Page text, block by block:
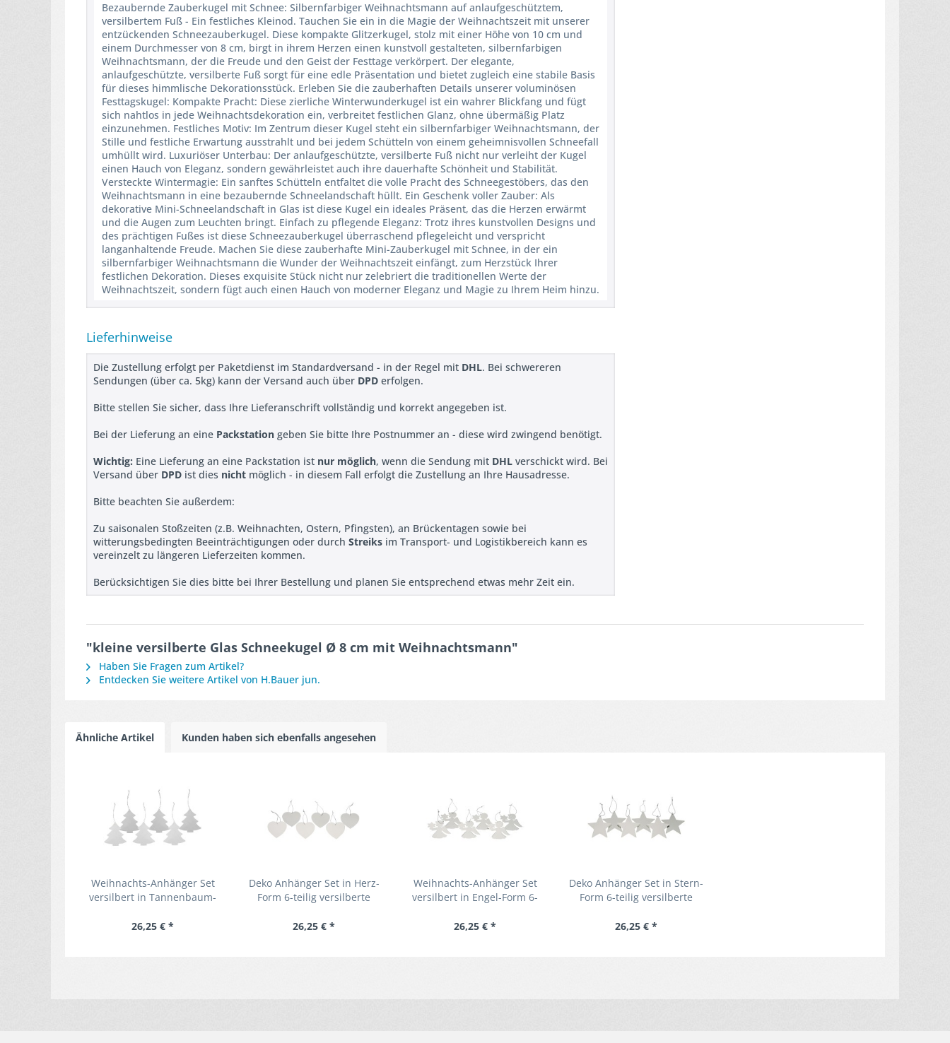
Bezaubernde Zauberkugel mit Schnee: Silbernfarbiger Weihnachtsmann auf anlaufgeschütztem,
versilbertem Fuß - Ein festliches Kleinod. Tauchen Sie ein in die Magie der Weihnachtszeit mit unserer
entzückenden Schneezauberkugel. Diese kompakte Glitzerkugel, stolz mit einer Höhe von 10 cm und
einem Durchmesser von 8 cm, birgt in ihrem Herzen einen kunstvoll gestalteten, silbernfarbigen
Weihnachtsmann, der die Freude und den Geist der Festtage verkörpert. Der elegante,
anlaufgeschützte, versilberte Fuß sorgt für eine edle Präsentation und bietet zugleich eine stabile Basis
für dieses himmlische Dekorationsstück. Erleben Sie die zauberhaften Details unserer voluminösen
Festtagskugel: Kompakte Pracht: Diese zierliche Winterwunderkugel ist ein wahrer Blickfang und fügt
sich nahtlos in jede Weihnachtsdekoration ein, verbreitet festlichen Glanz, ohne übermäßig Platz
einzunehmen. Festliches Motiv: Im Zentrum dieser Kugel steht ein silbernfarbiger Weihnachtsmann, der
Stille und festliche Erwartung ausstrahlt und bei jedem Schütteln von einem geheimnisvollen Schneefall
umhüllt wird. Luxuriöser Unterbau: Der anlaufgeschützte, versilberte Fuß nicht nur verleiht der Kugel
einen Hauch von Eleganz, sondern gewährleistet auch ihre dauerhafte Schönheit und Stabilität.
Versteckte Wintermagie: Ein sanftes Schütteln entfaltet die volle Pracht des Schneegestöbers, das den
Weihnachtsmann in eine bezaubernde Schneelandschaft hüllt. Ein Geschenk voller Zauber: Als
dekorative Mini-Schneelandschaft in Glas ist diese Kugel ein ideales Präsent, das die Herzen erwärmt
und die Augen zum Leuchten bringt. Einfach zu pflegende Eleganz: Trotz ihres kunstvollen Designs und
des prächtigen Fußes ist diese Schneezauberkugel überraschend pflegeleicht und verspricht
langanhaltende Freude. Machen Sie diese zauberhafte Mini-Zauberkugel mit Schnee, in der ein
silbernfarbiger Weihnachtsmann die Wunder der Weihnachtszeit einfängt, zum Herzstück Ihrer
festlichen Dekoration. Dieses exquisite Stück nicht nur zelebriert die traditionellen Werte der
Weihnachtszeit, sondern fügt auch einen Hauch von moderner Eleganz und Magie zu Ihrem Heim hinzu.
Lieferhinweise
Die Zustellung erfolgt per Paketdienst im Standardversand - in der Regel mit DHL. Bei schwereren
Sendungen (über ca. 5kg) kann der Versand auch über DPD erfolgen.
Bitte stellen Sie sicher, dass Ihre Lieferanschrift vollständig und korrekt angegeben ist.
Bei der Lieferung an eine Packstation geben Sie bitte Ihre Postnummer an - diese wird zwingend benötigt.
Wichtig: Eine Lieferung an eine Packstation ist nur möglich, wenn die Sendung mit DHL verschickt wird. Bei
Versand über DPD ist dies nicht möglich - in diesem Fall erfolgt die Zustellung an Ihre Hausadresse.
Bitte beachten Sie außerdem:
Zu saisonalen Stoßzeiten (z.B. Weihnachten, Ostern, Pfingsten), an Brückentagen sowie bei
witterungsbedingten Beeinträchtigungen oder durch Streiks im Transport- und Logistikbereich kann es
vereinzelt zu längeren Lieferzeiten kommen.
Berücksichtigen Sie dies bitte bei Ihrer Bestellung und planen Sie entsprechend etwas mehr Zeit ein.
"kleine versilberte Glas Schneekugel Ø 8 cm mit Weihnachtsmann"
Haben Sie Fragen zum Artikel?
Entdecken Sie weitere Artikel von H.Bauer jun.
Ähnliche Artikel Kunden haben sich ebenfalls angesehen
Weihnachts-Anhänger Set
versilbert in Tannenbaum-
Baumanhänger
26,25 € *
Deko Anhänger Set in Herz-
Form 6-teilig versilberte
26,25 € *
Weihnachts-Anhänger Set
versilbert in Engel-Form 6-
26,25 € *
Deko Anhänger Set in Stern-
Form 6-teilig versilberte
26,25 € *